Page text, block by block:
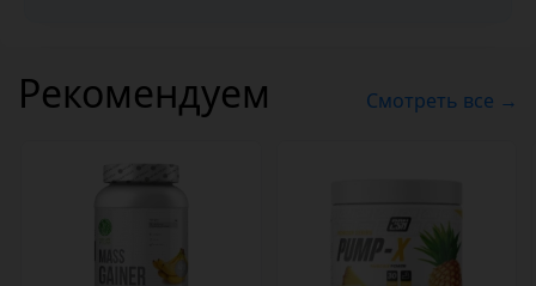
Рекомендуем Смотреть все →